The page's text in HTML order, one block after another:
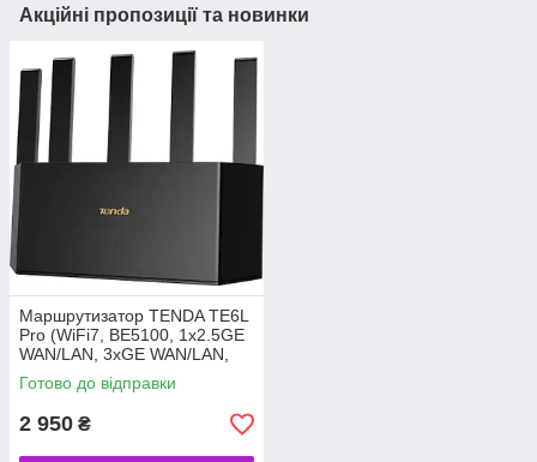
Акційні пропозиції та новинки
Маршрутизатор TENDA TE6L
Pro (WiFi7, BE5100, 1x2.5GE
WAN/LAN, 3xGE WAN/LAN,
NFC, Mesh, антени: 5) (код
158396)
Готово до відправки
2 950 ₴